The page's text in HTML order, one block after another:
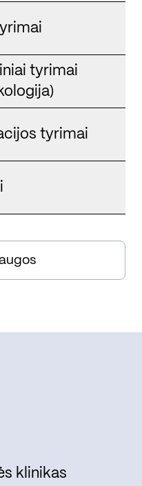
tyrimai
tyrimai
klinikas